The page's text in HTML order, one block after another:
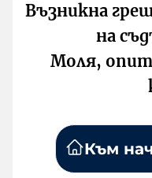
Възникна
на
Моля,
Към